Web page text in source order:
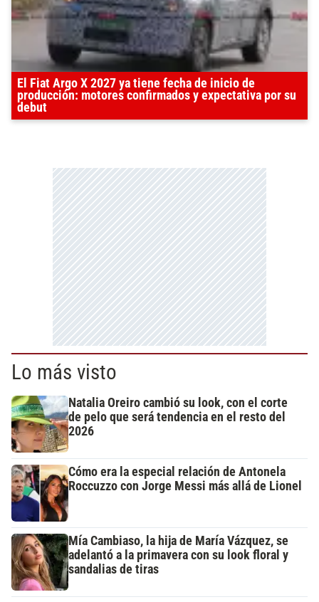
El Fiat Argo X 2027 ya tiene fecha de inicio de
producción: motores confirmados y expectativa por su
debut
Lo más visto
Natalia Oreiro cambió su look, con el corte
de pelo que será tendencia en el resto del
2026
Cómo era la especial relación de Antonela
Roccuzzo con Jorge Messi más allá de Lionel
Mía Cambiaso, la hija de María Vázquez, se
adelantó a la primavera con su look floral y
sandalias de tiras